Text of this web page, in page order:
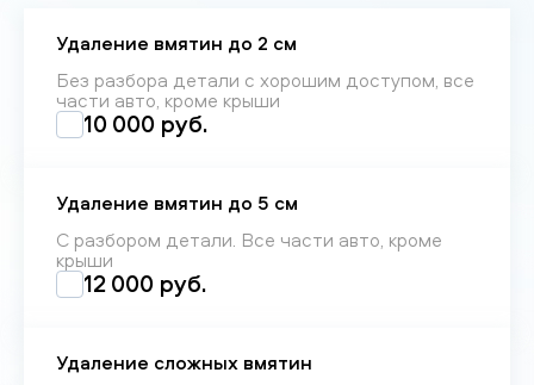
Удаление вмятин до 2 см
Без разбора детали с хорошим доступом, все
части авто, кроме крыши
10 000 руб.
Удаление вмятин до 5 см
С разбором детали. Все части авто, кроме
крыши
12 000 руб.
Удаление сложных вмятин